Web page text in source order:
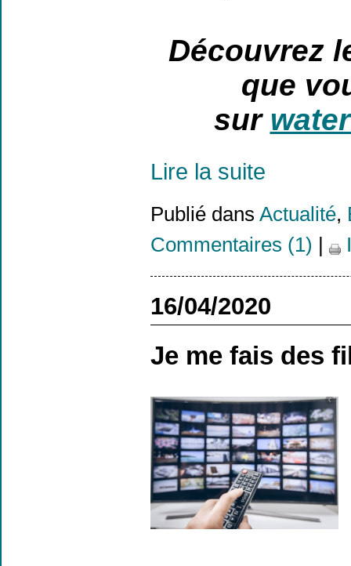
Découvrez
que
sur
Lire la suite
Publié dans Actualité,
Commentaires (1)
16/04/2020
Je me fais des